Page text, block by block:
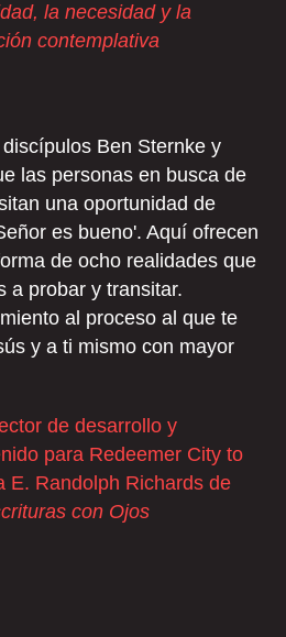
la necesidad y la
contemplativa
Ben Sternke y
las personas en busca de
una oportunidad de
es bueno'. Aquí ofrecen
de ocho realidades que
a probar y transitar.
al proceso al que te
y a ti mismo con mayor
de desarrollo y
para Redeemer City to
E. Randolph Richards de
con Ojos